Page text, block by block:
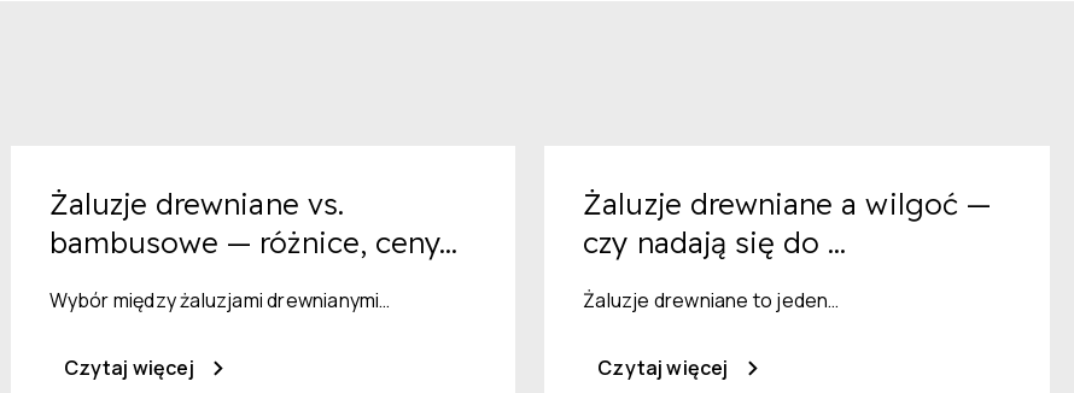
Żaluzje drewniane vs.
bambusowe — różnice, ceny...
Wybór między żaluzjami drewnianymi…
Czytaj więcej
Żaluzje drewniane a wilgoć —
czy nadają się do ...
Żaluzje drewniane to jeden…
Czytaj więcej